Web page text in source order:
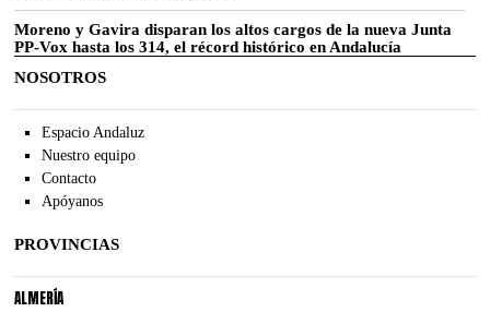
Moreno y Gavira disparan los altos cargos de la nueva Junta
PP-Vox hasta los 314, el récord histórico en Andalucía
NOSOTROS
Espacio Andaluz
Nuestro equipo
Contacto
Apóyanos
PROVINCIAS
ALMERÍA